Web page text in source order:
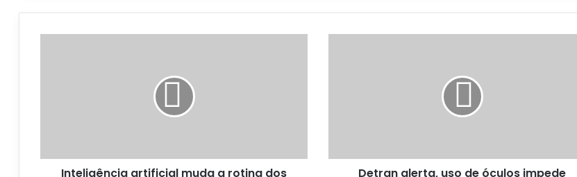
s
o
Inteligência artificial muda a rotina dos
Detran alerta, uso de óculos impede